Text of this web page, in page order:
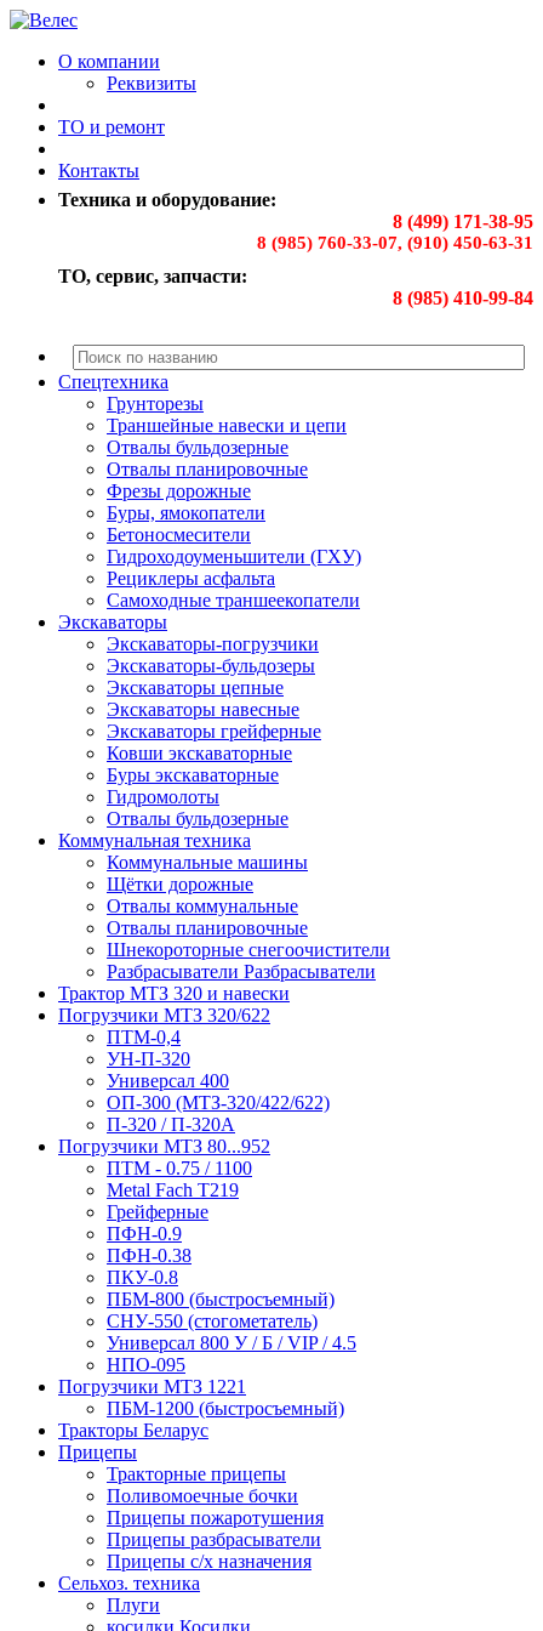
О компании
Реквизиты
ТО и ремонт
Контакты
Техника и оборудование:
8 (499) 171-38-95
8 (985) 760-33-07, (910) 450-63-31
ТО, сервис, запчасти:
8 (985) 410-99-84
Спецтехника
Грунторезы
Траншейные навески и цепи
Отвалы бульдозерные
Отвалы планировочные
Фрезы дорожные
Буры, ямокопатели
Бетоносмесители
Гидроходоуменьшители (ГХУ)
Рециклеры асфальта
Самоходные траншеекопатели
Экскаваторы
Экскаваторы-погрузчики
Экскаваторы-бульдозеры
Экскаваторы цепные
Экскаваторы навесные
Экскаваторы грейферные
Ковши экскаваторные
Буры экскаваторные
Гидромолоты
Отвалы бульдозерные
Коммунальная техника
Коммунальные машины
Щётки дорожные
Отвалы коммунальные
Отвалы планировочные
Шнекороторные снегоочистители
Разбрасыватели Разбрасыватели
Трактор МТЗ 320 и навески
Погрузчики МТЗ 320/622
ПТМ-0,4
УН-П-320
Универсал 400
ОП-300 (МТЗ-320/422/622)
П-320 / П-320А
Погрузчики МТЗ 80...952
ПТМ - 0.75 / 1100
Metal Fach T219
Грейферные
ПФН-0.9
ПФН-0.38
ПКУ-0.8
ПБМ-800 (быстросъемный)
СНУ-550 (стогометатель)
Универсал 800 У / Б / VIP / 4.5
НПО-095
Погрузчики МТЗ 1221
ПБМ-1200 (быстросъемный)
Тракторы Беларус
Прицепы
Тракторные прицепы
Поливомоечные бочки
Прицепы пожаротушения
Прицепы разбрасыватели
Прицепы с/х назначения
Сельхоз. техника
Плуги